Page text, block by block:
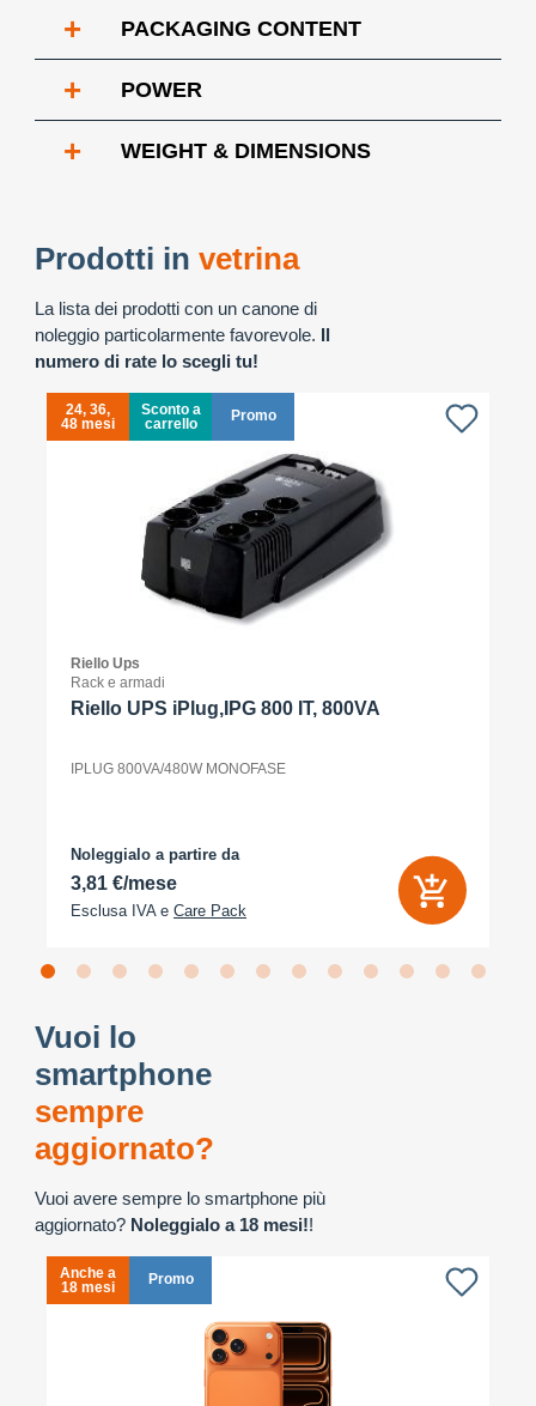
+ PACKAGING CONTENT
+ POWER
+ WEIGHT & DIMENSIONS
Prodotti in vetrina
La lista dei prodotti con un canone di
noleggio particolarmente favorevole. Il
numero di rate lo scegli tu!
24, 36,
48 mesi
Sconto a
carrello
Promo
Riello Ups
Rack e armadi
Riello UPS iPlug,IPG 800 IT, 800VA
IPLUG 800VA/480W MONOFASE
Noleggialo a partire da
3,81 €/mese
Esclusa IVA e Care Pack
Vuoi lo
smartphone
sempre
aggiornato?
Vuoi avere sempre lo smartphone più
aggiornato? Noleggialo a 18 mesi!!
Anche a
18 mesi
Promo